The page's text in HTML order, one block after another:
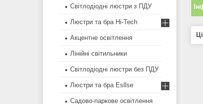
Світлодіодні люстри з ПДУ
Люстри та бра Hi-Tech
Акцентне освітлення
Лінійні світильники
Світлодіодні люстри без ПДУ
Люстри та бра Esllse
Садово-паркове освітлення